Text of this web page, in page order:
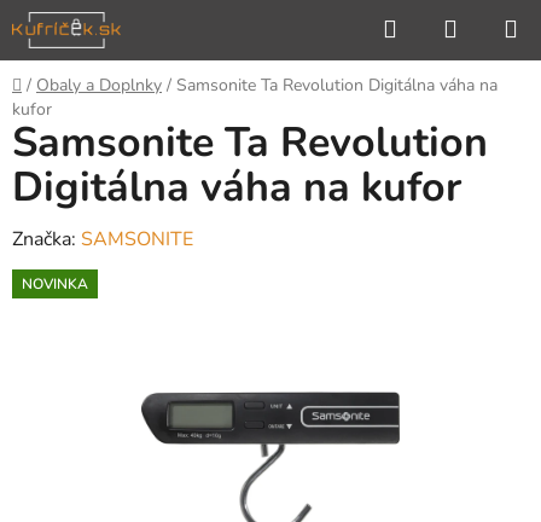
Prejsť
na
obsah
Hľadať
KOŠÍK
Domov
/ Obaly a Doplnky / Samsonite Ta Revolution Digitálna váha na
kufor
Samsonite Ta Revolution
Digitálna váha na kufor
Značka: SAMSONITE
NOVINKA